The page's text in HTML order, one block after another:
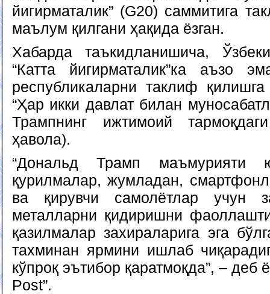
йигирматалик” (G20) саммитига
маълум қилгани ҳақида ёзган.
Хабарда таъкидланишича,
“Катта йигирматалик”ка аъзо
республикаларни таклиф
“Ҳар икки давлат билан
Трампнинг ижтимоий
ҳавола).
“Дональд Трамп маъмурияти
қурилмалар, жумладан,
ва қирувчи самолётлар учун
металларни қидиришни
қазилмалар захираларига эга
тахминан ярмини ишлаб
кўпроқ эътибор қаратмоқда”, – деб
Post”.